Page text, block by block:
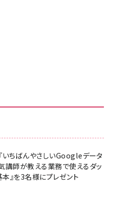
ちばんやさしいGoogleデータ
講師が教える業務で使えるダッ
本』を3名様にプレゼント